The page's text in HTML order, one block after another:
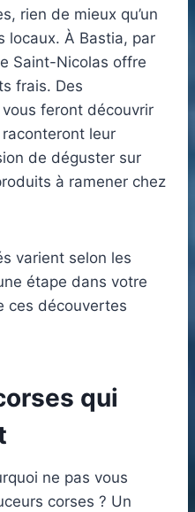
rien de mieux qu’un
locaux. À Bastia, par
Saint-Nicolas offre
frais. Des
feront découvrir
leur
de déguster sur
à ramener chez
varient selon les
étape dans votre
ces découvertes
qui
ne pas vous
corses ? Un